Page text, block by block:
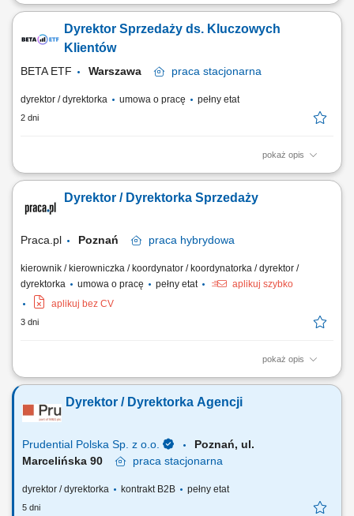
Opis stanowiska Kompleksowe zarządzanie codzienną pracą oraz
Koordynowanie działań zespołu handlowców, wyznaczanie celów
sprzedażowych oraz bieżący monitoring trendów rynkowych.
Dyrektor Sprzedaży ds. Kluczowych
Klientów
BETA ETF Warszawa praca stacjonarna
dyrektor / dyrektorka umowa o pracę pełny etat
2 dni
pokaż opis
Twoja misja, czyli czym będziesz się zajmować: Partnerstwo na lata:
Utrzymujemy najwyższe standardy, ale stawiamy na partnerski model
współpracy. Rozwój biznesu: Drive'owanie sprzedaży produktów BETA
Dyrektor / Dyrektorka Sprzedaży
Praca.pl Poznań praca hybrydowa
kierownik / kierowniczka / koordynator / koordynatorka / dyrektor /
dyrektorka
umowa o pracę pełny etat
aplikuj szybko
aplikuj bez CV
3 dni
pokaż opis
Zakres obowiązków: Tworzenie i realizacja strategii sprzedaży B2C,
Odpowiedzialność za realizację celów sprzedażowych, efektywność
oraz monitorowanie wyników; Analiza danych sprzedażowych, trendów
Dyrektor / Dyrektorka Agencji
Prudential Polska Sp. z o.o.
Poznań, ul.
Marcelińska 90
praca stacjonarna
dyrektor / dyrektorka kontrakt B2B pełny etat
5 dni